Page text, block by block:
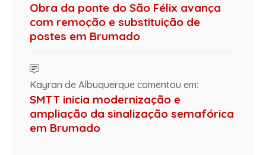
Obra da ponte do São Félix avança
com remoção e substituição de
postes em Brumado
Kayran de Albuquerque comentou em:
SMTT inicia modernização e
ampliação da sinalização semafórica
em Brumado